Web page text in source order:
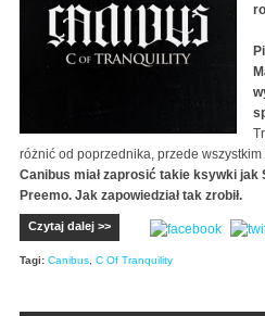
różnić od poprzednika, przede wszystkim
Canibus miał zaprosić takie ksywki jak
Preemo. Jak zapowiedział tak zrobił.
Czytaj dalej >>
Tagi: Canibus C Of Tranquility